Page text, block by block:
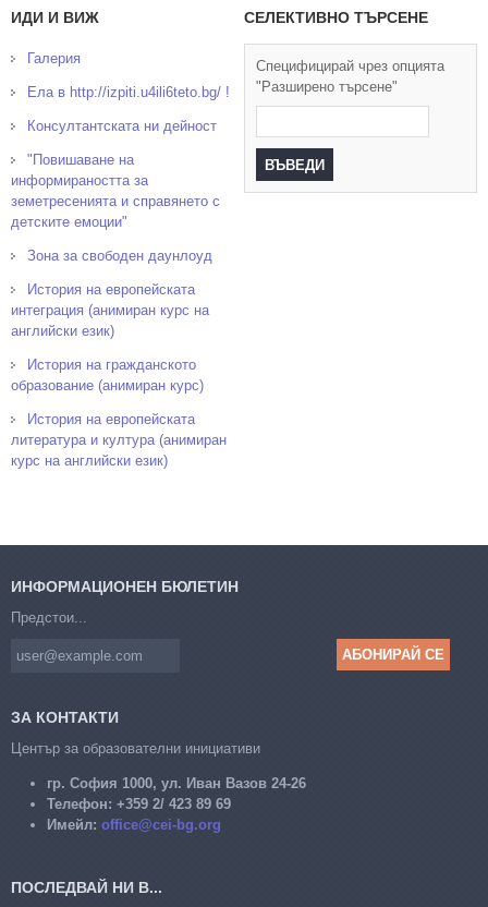
ИДИ И ВИЖ
Галерия
Ела в http://izpiti.u4ili6teto.bg/ !
Консултантската ни дейност
"Повишаване на
информираността за
земетресенията и справянето с
детските емоции"
Зона за свободен даунлоуд
История на европейската
интеграция (анимиран курс на
английски език)
История на гражданското
образование (анимиран курс)
История на европейската
литература и култура (анимиран
курс на английски език)
СЕЛЕКТИВНО ТЪРСЕНЕ
Специфицирай чрез опцията
"Разширено търсене"
ИНФОРМАЦИОНЕН БЮЛЕТИН
Предстои...
ЗА КОНТАКТИ
Център за образователни инициативи
гр. София 1000, ул. Иван Вазов 24-26
Телефон: +359 2/ 423 89 69
Имейл: office@cei-bg.org
ПОСЛЕДВАЙ НИ В...